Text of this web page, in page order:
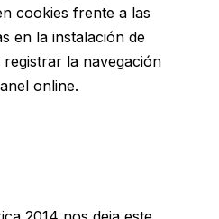
cookies frente a las
en la instalación de
registrar la navegación
online.